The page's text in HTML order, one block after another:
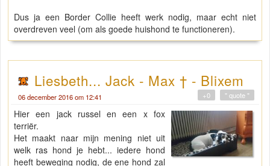
Dus ja een Border Collie heeft werk nodig, maar echt niet
overdreven veel (om als goede huishond te functioneren).
Liesbeth... Jack - Max † - Blixem
06 december 2016 om 12:41 " quote "
+0
Hier een jack russel en een x fox
terriër.
Het maakt naar mijn mening niet uit
welk ras hond je hebt... iedere hond
heeft beweging nodig, de ene hond zal